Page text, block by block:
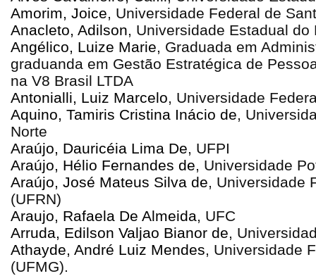
Amorim, Joice, Universidade Federal de
Anacleto, Adilson, Universidade Estadual do
Angélico, Luize Marie, Graduada em
graduanda em Gestão Estratégica de
na V8 Brasil LTDA
Antonialli, Luiz Marcelo, Universidade
Aquino, Tamiris Cristina Inácio de,
Norte
Araújo, Dauricéia Lima De, UFPI
Araújo, Hélio Fernandes de, Universidade
Araújo, José Mateus Silva de, Universidade
(UFRN)
Araujo, Rafaela De Almeida, UFC
Arruda, Edilson Valjao Bianor de,
Athayde, André Luiz Mendes, Universidade
(UFMG).